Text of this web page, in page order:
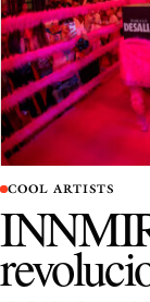
COOL ARTISTS